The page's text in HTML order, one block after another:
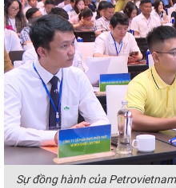
Sự đồng hành của